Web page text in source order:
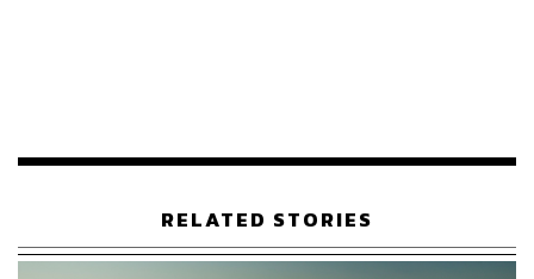
แต่เขายืนกรานว่า สหรัฐฯ ยังคงมีภารกิจในการกำจัดนักรบ
กลุ่มรัฐอิสลาม (IS) ที่หลงเหลืออยู่
RELATED STORIES